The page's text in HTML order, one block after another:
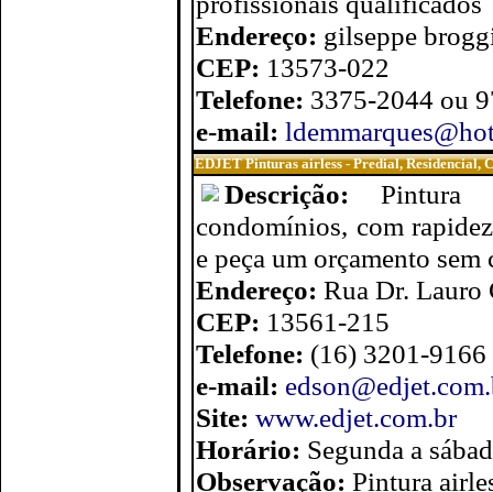
Endereço: gilseppe
CEP: 13573-022
Telefone: 3375-2044 ou
e-mail:
EDJET Pinturas airless - Predial, Residencial,
Descrição:Pintura
condomínios, com
e peça um orçamento
Endereço: Rua Dr. Lauro
CEP: 13561-215
Telefone: (16) 3201-9166
e-mail:
Site: www.edjet.com.br
Horário: Segunda a
Observação: Pintura